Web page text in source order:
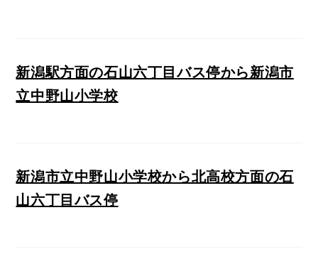
新潟駅方面の石山六丁目バス停から新潟市
立中野山小学校
新潟市立中野山小学校から北高校方面の石
山六丁目バス停